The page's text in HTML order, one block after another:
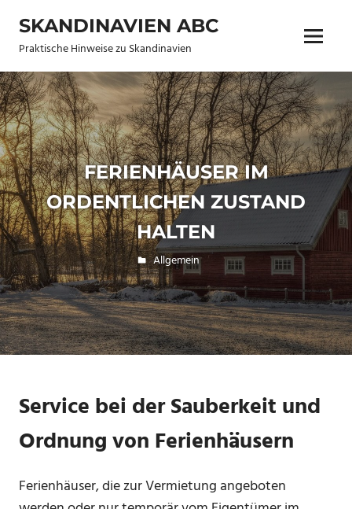
Inhalt
springen
SKANDINAVIEN ABC
Praktische Hinweise zu Skandinavien Menü
FERIENHÄUSER IM
ORDENTLICHEN ZUSTAND
HALTEN
5. April 2018
Lena
Allgemein
Service bei der Sauberkeit und
Ordnung von Ferienhäusern
Ferienhäuser, die zur Vermietung angeboten